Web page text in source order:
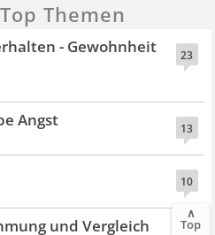
Themen
23
- Gewohnheit
13
Angst
10
und Vergleich
∧
Top